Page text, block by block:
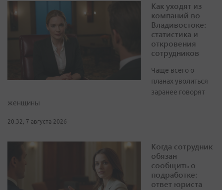
Как уходят из
компаний во
Владивостоке:
статистика и
откровения
сотрудников
Чаще всего о
планах уволиться
заранее говорят
женщины
20:32, 7 августа 2026
Когда сотрудник
обязан
сообщить о
подработке:
ответ юриста